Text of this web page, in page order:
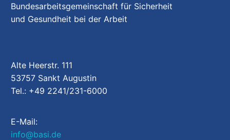
Bundesarbeitsgemeinschaft für Sicherheit
und Gesundheit bei der Arbeit
Alte Heerstr. 111
53757 Sankt Augustin
Tel.: +49 2241/231-6000
E-Mail:
info@basi.de